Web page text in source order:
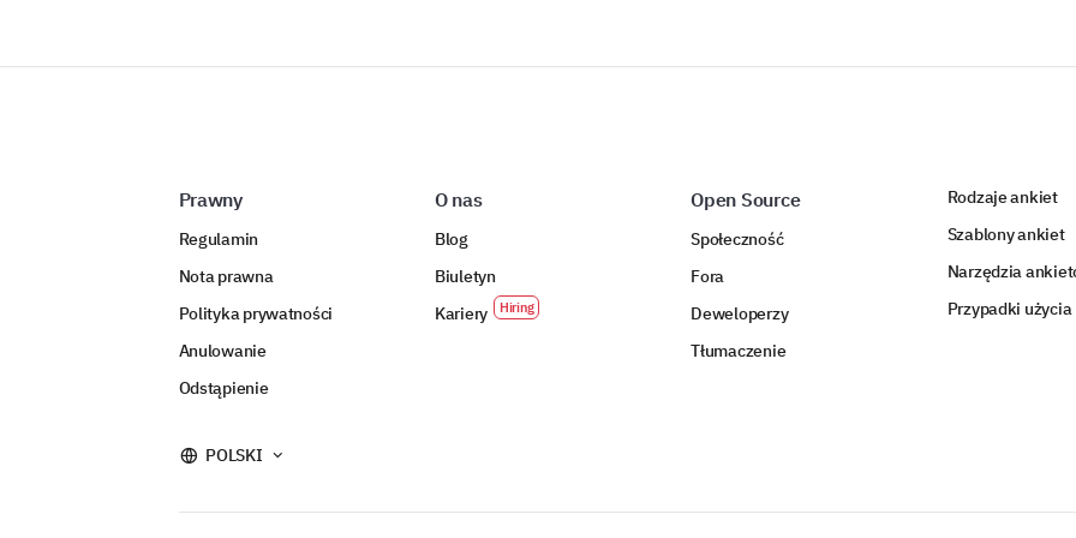
Prawny
Regulamin
Nota prawna
Polityka prywatności
Anulowanie
Odstąpienie
O nas
Blog
Biuletyn
Kariery
Open Source
Społeczność
Fora
Deweloperzy
Tłumaczenie
Rodzaje ankiet
Szablony ankiet
Narzędzia
Przypadki użycia
POLSKI